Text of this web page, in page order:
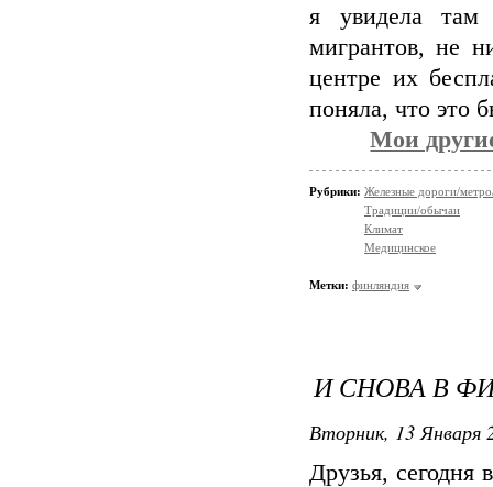
я увидела
мигрантов, не
центре их
поняла, что это
Мои
Рубрики: Железные дороги/
Традиции/обычаи
Климат
Медицинское
Метки: финляндия
И СНОВА В
Вторник, 13 Января
Друзья, сегодня